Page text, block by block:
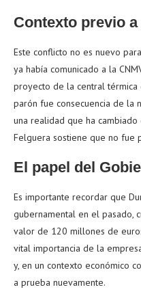
Contexto previo
Este conflicto no es nuevo
ya había comunicado a la
proyecto de la central térmica
parón fue consecuencia de la
una realidad que ha
Felguera sostiene que no fue
El papel del
Es importante recordar que
gubernamental en el pasado,
valor de 120 millones de
vital importancia de la
y, en un contexto económico
a prueba nuevamente.